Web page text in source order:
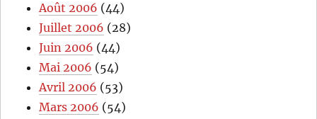
Août 2006 (44)
Juillet 2006 (28)
Juin 2006 (44)
Mai 2006 (54)
Avril 2006 (53)
Mars 2006 (54)